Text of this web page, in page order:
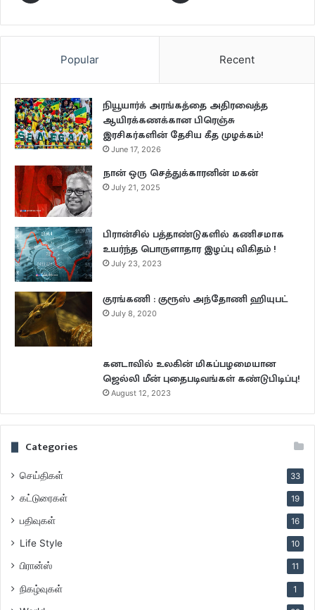
Popular Recent
நியூயார்க் அரங்கத்தை அதிரவைத்த
ஆயிரக்கணக்கான பிரெஞ்சு
இரசிகர்களின் தேசிய கீத முழக்கம்!
June 17, 2026
நான் ஒரு செத்துக்காரனின் மகன்
July 21, 2025
பிரான்சில் பத்தாண்டுகளில் கணிசமாக
உயர்ந்த பொருளாதார இழப்பு விகிதம் !
July 23, 2023
குரங்கணி : குரூஸ் அந்தோணி ஹியுபட்
July 8, 2020
கனடாவில் உலகின் மிகப்பழமையான
ஜெல்லி மீன் புதைபடிவங்கள் கண்டுபிடிப்பு!
August 12, 2023
Categories
செய்திகள் 33
கட்டுரைகள் 19
பதிவுகள் 16
Life Style 10
பிரான்ஸ் 11
நிகழ்வுகள் 1